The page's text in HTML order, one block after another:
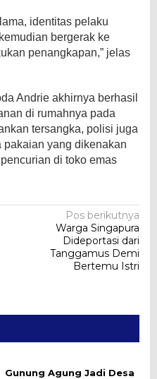
identitas pelaku
bergerak ke
penangkapan,” jelas
Andrie akhirnya berhasil
di rumahnya pada
tersangka, polisi juga
pakaian yang dikenakan
di toko emas
Pos berikutnya
Warga Singapura
Dideportasi dari
Tanggamus Demi
Bertemu Istri
Gunung Agung Jadi Desa